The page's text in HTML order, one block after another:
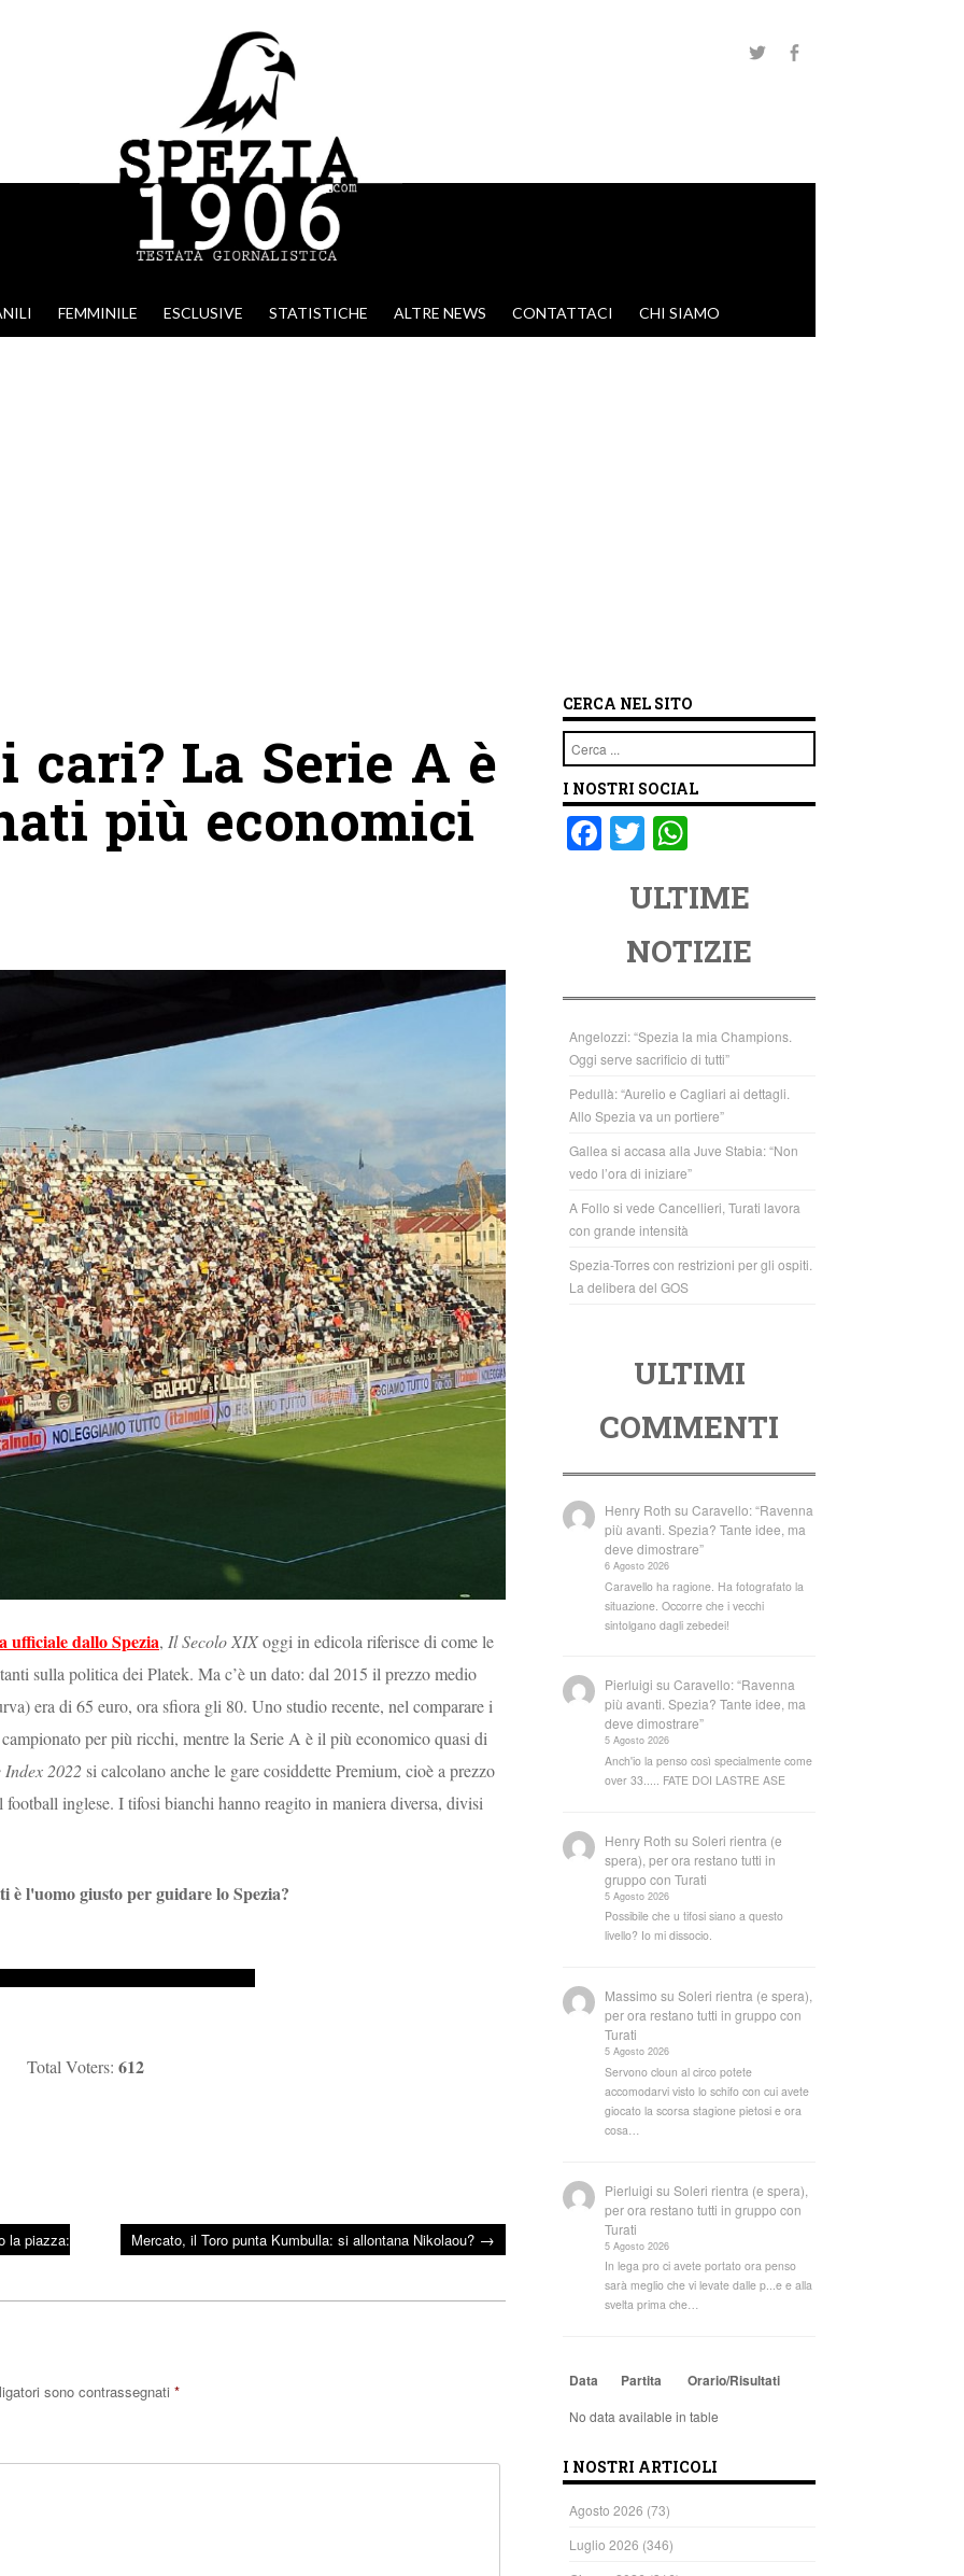
FEMMINILE ESCLUSIVE STATISTICHE ALTRE NEWS CONTATTACI CHI SIAMO
cari? La Serie A è
più economici
ufficiale dallo Spezia, Il Secolo XIXoggi in edicola riferisce di come le
sulla politica dei Platek. Ma c’è un dato: dal 2015 il prezzo medio
era di 65 euro, ora sfiora gli 80. Uno studio recente, nel comparare i
per più ricchi, mentre la Serie A è il più economico quasi di
2022si calcolano anche le gare cosiddette Premium, cioè a prezzo
inglese. I tifosi bianchi hanno reagito in maniera diversa, divisi
è l'uomo giusto per guidare lo Spezia?
Total Voters:612
la piazza:
Mercato, il Toro punta Kumbulla: si allontana Nikolaou? →
sono contrassegnati *
CERCA NEL SITO
Cerca
I NOSTRI SOCIAL
F
o
o
k
T
tt
er
at
s
A
p
p
ULTIME
NOTIZIE
Angelozzi: “Spezia la mia Champions.
Oggi serve sacrificio di tutti”
Pedullà: “Aurelio e Cagliari ai dettagli.
Allo Spezia va un portiere”
Gallea si accasa alla Juve Stabia: “Non
vedo l’ora di iniziare”
A Follo si vede Cancellieri, Turati lavora
con grande intensità
Spezia-Torres con restrizioni per gli ospiti.
La delibera del GOS
ULTIMI
COMMENTI
Henry Roth suCaravello: “Ravenna
più avanti. Spezia? Tante idee, ma
deve dimostrare”
6 Agosto 2026
Caravello ha ragione. Ha fotografato la
situazione. Occorre che i vecchi
sintolgano dagli zebedei!
Pierluigi suCaravello: “Ravenna
più avanti. Spezia? Tante idee, ma
deve dimostrare”
5 Agosto 2026
Anch'io la penso così specialmente come
over 33..... FATE DOI LASTRE ASE
Henry Roth suSoleri rientra (e
spera), per ora restano tutti in
gruppo con Turati
5 Agosto 2026
Possibile che u tifosi siano a questo
livello? Io mi dissocio.
Massimo suSoleri rientra (e spera),
per ora restano tutti in gruppo con
Turati
5 Agosto 2026
Servono cloun al circo potete
accomodarvi visto lo schifo con cui avete
giocato la scorsa stagione pietosi e ora
cosa…
Pierluigi suSoleri rientra (e spera),
per ora restano tutti in gruppo con
Turati
5 Agosto 2026
In lega pro ci avete portato ora penso
sarà meglio che vi levate dalle p...e e alla
svelta prima che…
Data Partita Orario/Risultati
No data available in table
I NOSTRI ARTICOLI
Agosto 2026 (73)
Luglio 2026 (346)